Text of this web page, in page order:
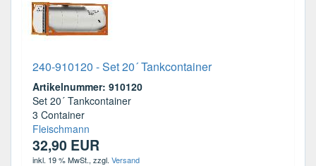
240-910120 - Set 20´ Tankcontainer
Artikelnummer: 910120
Set 20´ Tankcontainer
3 Container
Fleischmann
32,90 EUR
inkl. 19 % MwSt., zzgl. Versand